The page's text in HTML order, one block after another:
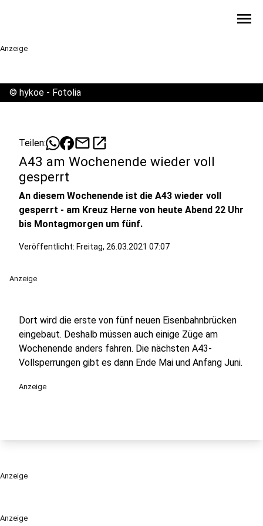
menu
Anzeige
Anzeige
© hykoe - Fotolia
Teilen: mailopen_in_new
A43 am Wochenende wieder voll
gesperrt
An diesem Wochenende ist die A43 wieder voll
gesperrt - am Kreuz Herne von heute Abend 22 Uhr
bis Montagmorgen um fünf.
Veröffentlicht: Freitag, 26.03.2021 07:07
Anzeige
Dort wird die erste von fünf neuen Eisenbahnbrücken
eingebaut. Deshalb müssen auch einige Züge am
Wochenende anders fahren. Die nächsten A43-
Vollsperrungen gibt es dann Ende Mai und Anfang Juni.
Anzeige
Anzeige